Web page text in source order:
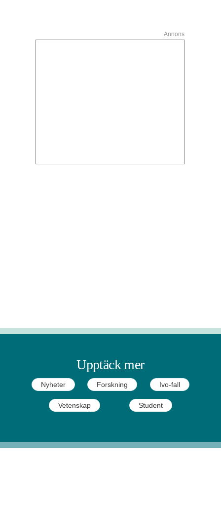
Upptäck mer
Nyheter Forskning Ivo-fall
Vetenskap Student
Annons